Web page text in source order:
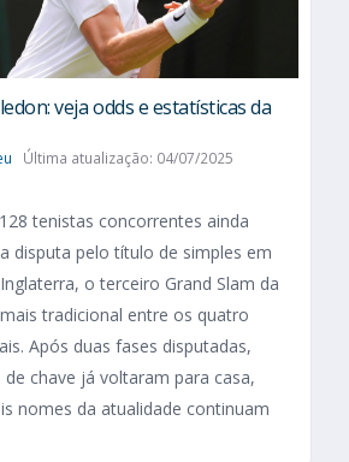
veja odds e estatísticas da
Última atualização: 04/07/2025
tenistas concorrentes ainda
disputa pelo título de simples em
o terceiro Grand Slam da
tradicional entre os quatro
Após duas fases disputadas,
chave já voltaram para casa,
nomes da atualidade continuam